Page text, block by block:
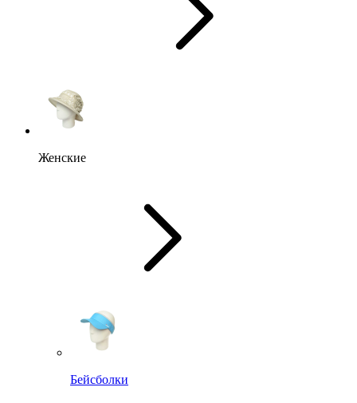
Женские
Бейсболки